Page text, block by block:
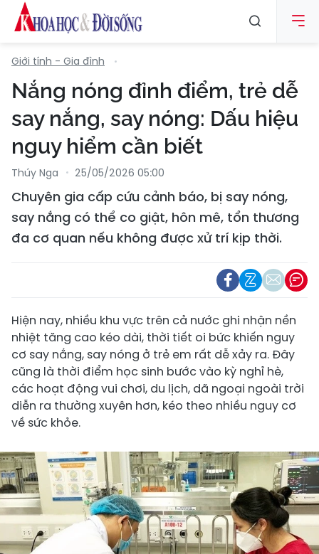
Giới tính - Gia đình
Nắng nóng đỉnh điểm, trẻ dễ
say nắng, say nóng: Dấu hiệu
nguy hiểm cần biết
Thúy Nga 25/05/2026 05:00
Chuyên gia cấp cứu cảnh báo, bị say nóng,
say nắng có thể co giật, hôn mê, tổn thương
đa cơ quan nếu không được xử trí kịp thời.
Hiện nay, nhiều khu vực trên cả nước ghi nhận nền
nhiệt tăng cao kéo dài, thời tiết oi bức khiến nguy
cơ say nắng, say nóng ở trẻ em rất dễ xảy ra. Đây
cũng là thời điểm học sinh bước vào kỳ nghỉ hè,
các hoạt động vui chơi, du lịch, dã ngoại ngoài trời
diễn ra thường xuyên hơn, kéo theo nhiều nguy cơ
về sức khỏe.